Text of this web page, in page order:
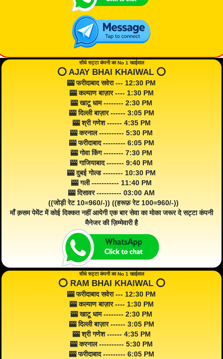
सीधे सट्टा कंपनी का No 1 खाईवाल
⭕️ AJAY BHAI KHAIWAL ⭕️
🎰 फरीदाबाद सवेरा --- 12:30 PM
🎰 कल्याण बाज़ार ---- 1:30 PM
🎰 खाटू धाम -------- 2:30 PM
🎰 दिल्ली बाज़ार ------ 3:05 PM
🎰 श्री गणेश ------ 4:35 PM
🎰 करनाल ---------- 5:30 PM
🎰 फरीदाबाद --------- 6:05 PM
🎰 गोवा किंग -------- 7:30 PM
🎰 गाजियाबाद ------- 9:40 PM
🎰 दुबई गोल्ड -------- 10:30 PM
🎰 गली ----------- 11:40 PM
🎰 दिसावर ---------- 03:00 AM
((जोड़ी रेट 10=960/-)) ((हरूफ़ रेट 100=960/-))
माँ क़सम पेमेंट में कोई दिक्कत नहीं आयेगी एक बार सेवा का मोका जरूर दे सट्टा कंपनी
मैनेजर की ज़िम्मेवारी है
सीधे सट्टा कंपनी का No 1 खाईवाल
⭕️ RAM BHAI KHAIWAL ⭕️
🎰 फरीदाबाद सवेरा --- 12:30 PM
🎰 कल्याण बाज़ार ---- 1:30 PM
🎰 खाटू धाम -------- 2:30 PM
🎰 दिल्ली बाज़ार ------ 3:05 PM
🎰 श्री गणेश ------ 4:35 PM
🎰 करनाल ---------- 5:30 PM
🎰 फरीदाबाद --------- 6:05 PM